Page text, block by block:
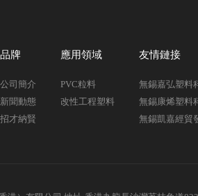
品牌
公司簡介
新聞動態
招才納賢
應用領域
PVC粒料
改性工程塑料
友情鏈接
無錫嘉弘塑料
無錫康烯塑料
無錫凱嘉經貿